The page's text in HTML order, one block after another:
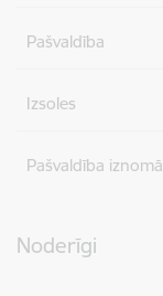
Pašvaldība
Izsoles
Pašvaldība iznomā
Noderīgi